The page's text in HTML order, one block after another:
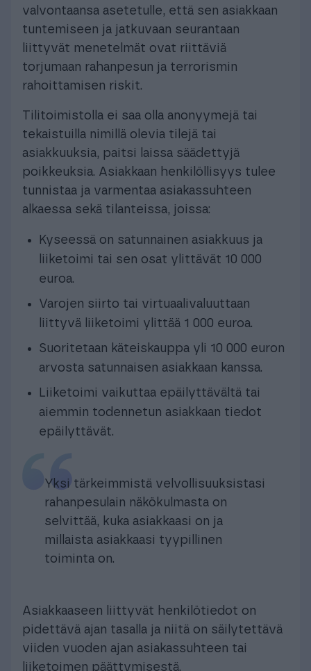
valvontaansa asetetulle, että sen asiakkaan
tuntemiseen ja jatkuvaan seurantaan
liittyvät menetelmät ovat riittäviä
torjumaan rahanpesun ja terrorismin
rahoittamisen riskit.
Tilitoimistolla ei saa olla anonyymejä tai
tekaistuilla nimillä olevia tilejä tai
asiakkuuksia, paitsi laissa säädettyjä
poikkeuksia. Asiakkaan henkilöllisyys tulee
tunnistaa ja varmentaa asiakassuhteen
alkaessa sekä tilanteissa, joissa:
Kyseessä on satunnainen asiakkuus ja
liiketoimi tai sen osat ylittävät 10 000
euroa.
Varojen siirto tai virtuaalivaluuttaan
liittyvä liiketoimi ylittää 1 000 euroa.
Suoritetaan käteiskauppa yli 10 000 euron
arvosta satunnaisen asiakkaan kanssa.
Liiketoimi vaikuttaa epäilyttävältä tai
aiemmin todennetun asiakkaan tiedot
epäilyttävät.
Yksi tärkeimmistä velvollisuuksistasi
rahanpesulain näkökulmasta on
selvittää, kuka asiakkaasi on ja
millaista asiakkaasi tyypillinen
toiminta on.
Asiakkaaseen liittyvät henkilötiedot on
pidettävä ajan tasalla ja niitä on säilytettävä
viiden vuoden ajan asiakassuhteen tai
liiketoimen päättymisestä.